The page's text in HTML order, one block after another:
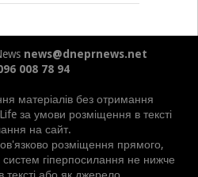
news@dneprnews.net
008 78 94
матеріалів без отримання
за умови розміщення в тексті
на сайт.
розміщення прямого,
систем гіперпосилання не нижче